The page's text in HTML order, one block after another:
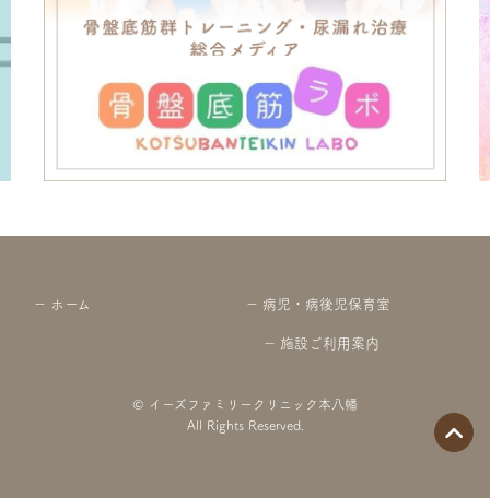
ホーム 病児・病後児保育室
施設ご利用案内
© イーズファミリークリニック本八幡
All Rights Reserved.